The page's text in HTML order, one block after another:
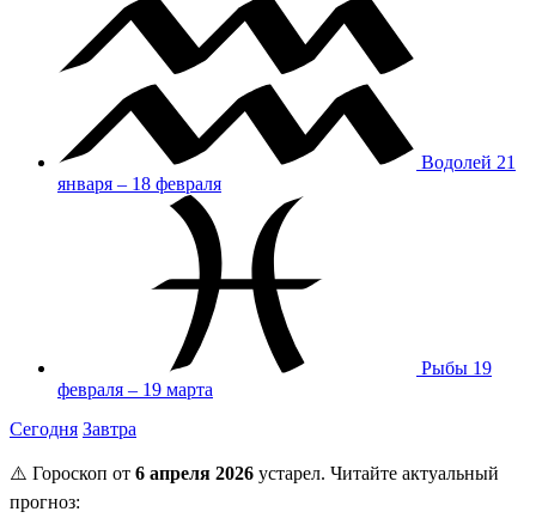
Водолей 21
января – 18 февраля
Рыбы 19
февраля – 19 марта
Сегодня Завтра
⚠️ Гороскоп от 6 апреля 2026 устарел. Читайте актуальный
прогноз: